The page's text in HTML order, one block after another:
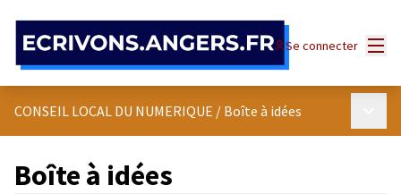
Se connecter
CONSEIL LOCAL DU NUMERIQUE / Boîte à idées
Boîte à idées